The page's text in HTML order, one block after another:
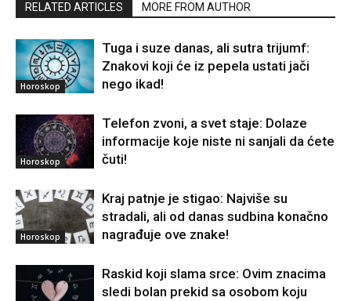
RELATED ARTICLES MORE FROM AUTHOR
Horoskop
Tuga i suze danas, ali sutra trijumf:
Znakovi koji će iz pepela ustati jači
nego ikad!
Horoskop
Telefon zvoni, a svet staje: Dolaze
informacije koje niste ni sanjali da ćete
čuti!
Horoskop
Kraj patnje je stigao: Najviše su
stradali, ali od danas sudbina konačno
nagrađuje ove znake!
Raskid koji slama srce: Ovim znacima
sledi bolan prekid sa osobom koju